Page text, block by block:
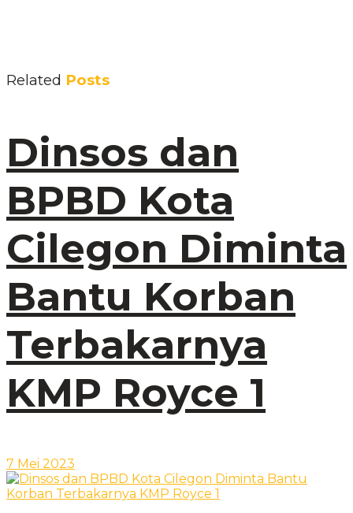
Related Posts
Dinsos dan
BPBD Kota
Cilegon Diminta
Bantu Korban
Terbakarnya
KMP Royce 1
7 Mei 2023